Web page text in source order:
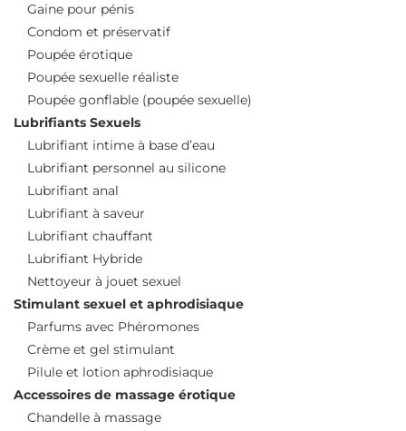
Gaine pour pénis
Condom et préservatif
Poupée érotique
Poupée sexuelle réaliste
Poupée gonflable (poupée sexuelle)
Lubrifiants Sexuels
Lubrifiant intime à base d’eau
Lubrifiant personnel au silicone
Lubrifiant anal
Lubrifiant à saveur
Lubrifiant chauffant
Lubrifiant Hybride
Nettoyeur à jouet sexuel
Stimulant sexuel et aphrodisiaque
Parfums avec Phéromones
Crème et gel stimulant
Pilule et lotion aphrodisiaque
Accessoires de massage érotique
Chandelle à massage